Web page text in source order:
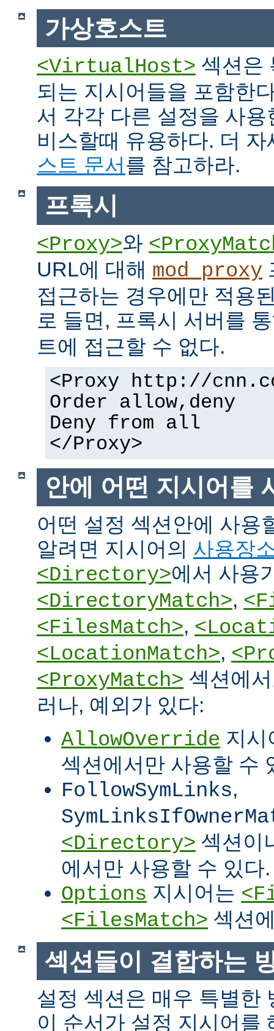
가상호스트
<VirtualHost> 섹션은
되는 지시어들을 포함한
서 각각 다른 설정을 사
비스할때 유용하다. 더
스트 문서를 참고하라.
프록시
<Proxy>와
URL에 대해 mod_proxy
접근하는 경우에만 적용
로 들면, 프록시 서버를
트에 접근할 수 없다.
<Proxy http://
Order allow,deny
Deny from all
</Proxy>
안에 어떤 지시어를
어떤 설정 섹션안에 사용
알려면 지시어의 사용장
<Directory>에서 사용
<DirectoryMatch>,
<FilesMatch>,
<LocationMatch>,
<ProxyMatch> 섹션에
러나, 예외가 있다:
AllowOverride 지
섹션에서만 사용할 수
FollowSymLinks,
<Directory> 섹션이
에서만 사용할 수 있다.
Options 지시어는
<FilesMatch> 섹션
섹션들이 결합하는
설정 섹션은 매우 특별한
이 순서가 설정 지시어를